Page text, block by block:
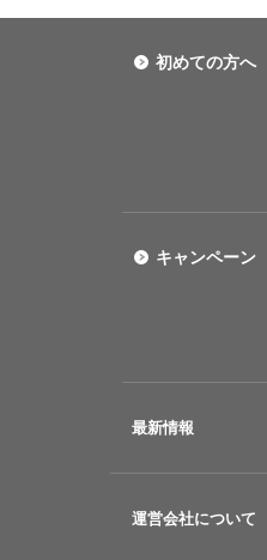
初めての方へ
キャンペーン
最新情報
運営会社について